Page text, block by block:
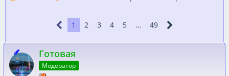
1 2 3 4 5 … 49
Готовая
Модератор